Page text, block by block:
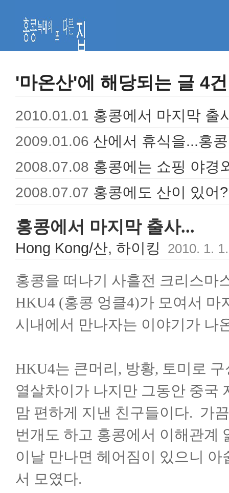
'마온산'에 해당되는 글 4건
2010.01.01 홍콩에서 마지막 출
2009.01.06 산에서 휴식을...홍
2008.07.08 홍콩에는 쇼핑 야경
2008.07.07 홍콩에도 산이 있어?
홍콩에서 마지막 출사...
Hong Kong/산, 하이킹 2010. 1.
홍콩을 떠나기 사흘전 크리스마
HKU4 (홍콩 엉클4)가 모여서 마
시내에서 만나자는 이야기가 나
HKU4는 큰머리, 방황, 토미로
열살차이가 나지만 그동안 중국
맘 편하게 지낸 친구들이다. 가
번개도 하고 홍콩에서 이해관계
이날 만나면 헤어짐이 있으니
서 모였다.